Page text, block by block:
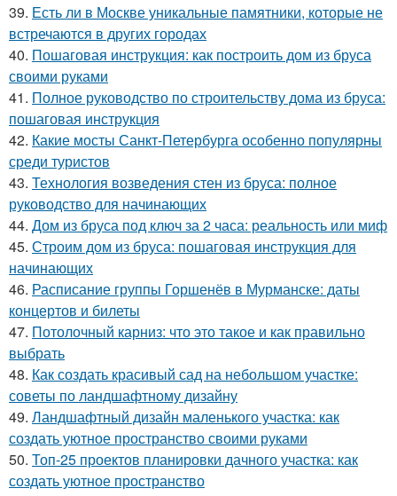
39. Есть ли в Москве уникальные памятники, которые не
встречаются в других городах
40. Пошаговая инструкция: как построить дом из бруса
своими руками
41. Полное руководство по строительству дома из бруса:
пошаговая инструкция
42. Какие мосты Санкт-Петербурга особенно популярны
среди туристов
43. Технология возведения стен из бруса: полное
руководство для начинающих
44. Дом из бруса под ключ за 2 часа: реальность или миф
45. Строим дом из бруса: пошаговая инструкция для
начинающих
46. Расписание группы Горшенёв в Мурманске: даты
концертов и билеты
47. Потолочный карниз: что это такое и как правильно
выбрать
48. Как создать красивый сад на небольшом участке:
советы по ландшафтному дизайну
49. Ландшафтный дизайн маленького участка: как
создать уютное пространство своими руками
50. Топ-25 проектов планировки дачного участка: как
создать уютное пространство